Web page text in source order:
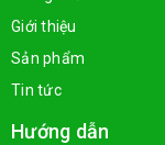
Giới thiệu
Sản phẩm
Tin tức
Hướng dẫn